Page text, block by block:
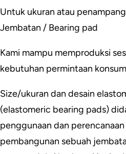
Untuk ukuran atau
Jembatan / Bearing pad
Kami mampu memproduksi
kebutuhan permintaan
Size/ukuran dan desain
(elastomeric bearing pads)
penggunaan dan perencanaan
pembangunan sebuah